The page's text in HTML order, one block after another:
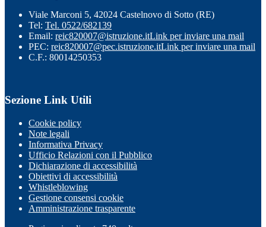
Viale Marconi 5, 42024 Castelnovo di Sotto (RE)
Tel: Tel. 0522/682139
Email: reic820007@istruzione.itLink per inviare una mail
PEC: reic820007@pec.istruzione.itLink per inviare una mail
C.F.: 80014250353
Sezione Link Utili
Cookie policy
Note legali
Informativa Privacy
Ufficio Relazioni con il Pubblico
Dichiarazione di accessibilità
Obiettivi di accessibilità
Whistleblowing
Gestione consensi cookie
Amministrazione trasparente